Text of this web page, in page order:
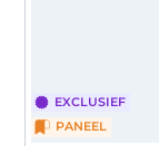
EXCLUSIEF
PANEEL